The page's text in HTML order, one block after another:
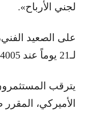
لجني الأرباح».
على الصعيد
لـ21 يوماً عند 4005 دولارات.
يترقب
الأميركي،